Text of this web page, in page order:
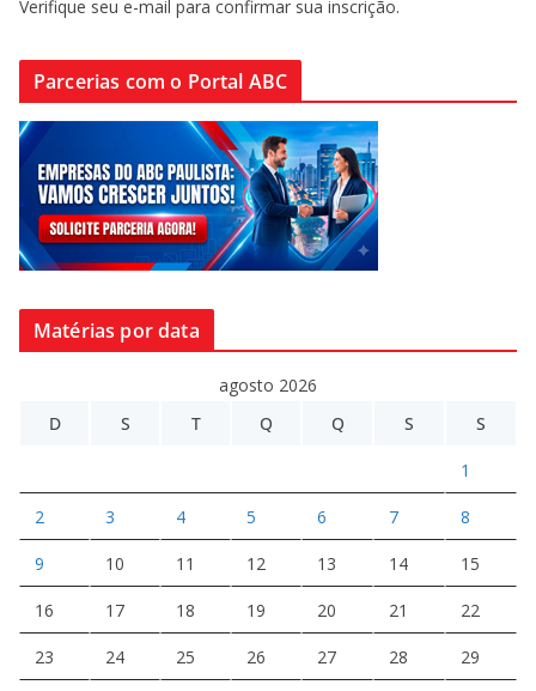
Verifique seu e-mail para confirmar sua inscrição.
Parcerias com o Portal ABC
Matérias por data
agosto 2026
D
S T Q Q S S
1
2 3 4 5 6 7 8
9 10 11 12 13 14 15
16 17 18 19 20 21 22
23 24 25 26 27 28 29